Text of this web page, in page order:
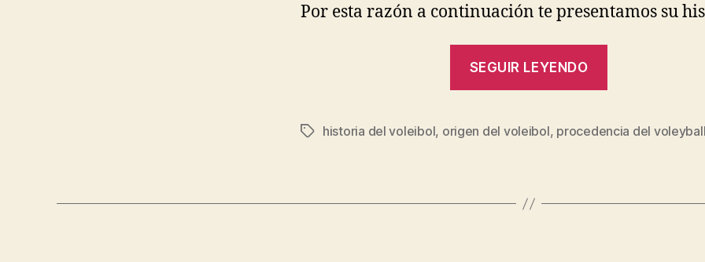
Por esta razón a continuación te presentamos su
SEGUIR LEYENDO
del
Etiquetas
historia del voleibol, origen del voleibol, procedencia del